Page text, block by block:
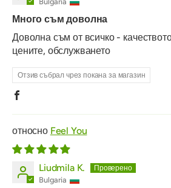
Много съм доволна
Доволна съм от всичко -
цените, обслужването
Отзив събрал чрез покана за магазин
Feel You
Liudmila K.
Bulgaria